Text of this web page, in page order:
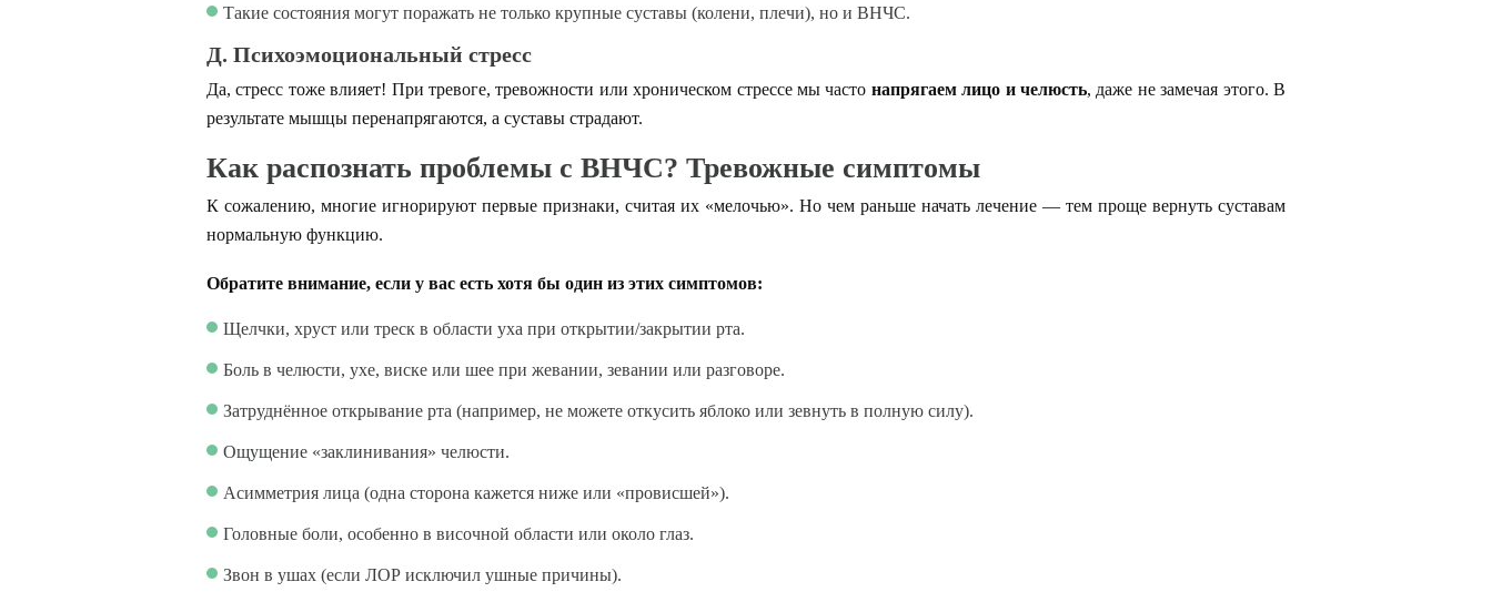
Такие состояния могут поражать не только крупные суставы (колени, плечи), но и ВНЧС.
Д. Психоэмоциональный стресс
Да, стресс тоже влияет! При тревоге, тревожности или хроническом стрессе мы часто напрягаем лицо и челюсть, даже не замечая этого. В
результате мышцы перенапрягаются, а суставы страдают.
Как распознать проблемы с ВНЧС? Тревожные симптомы
К сожалению, многие игнорируют первые признаки, считая их «мелочью». Но чем раньше начать лечение — тем проще вернуть суставам
нормальную функцию.
Обратите внимание, если у вас есть хотя бы один из этих симптомов:
Щелчки, хруст или треск в области уха при открытии/закрытии рта.
Боль в челюсти, ухе, виске или шее при жевании, зевании или разговоре.
Затруднённое открывание рта (например, не можете откусить яблоко или зевнуть в полную силу).
Ощущение «заклинивания» челюсти.
Асимметрия лица (одна сторона кажется ниже или «провисшей»).
Головные боли, особенно в височной области или около глаз.
Звон в ушах (если ЛОР исключил ушные причины).